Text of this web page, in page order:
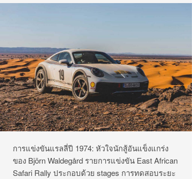
การแข่งขันแรลลี่ปี 1974: หัวใจนักสู้อันแข็งแกร่ง
ของ Björn Waldegård รายการแข่งขัน East African
Safari Rally ประกอบด้วย stages การทดสอบระยะ